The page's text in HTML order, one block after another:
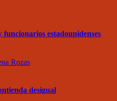
estadounidenses
Rozas
desigual